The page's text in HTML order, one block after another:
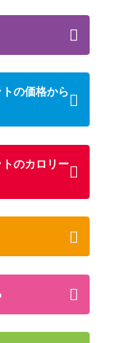
の価格から
トのカロリー